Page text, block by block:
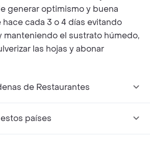
generar optimismo y buena
cada 3 o 4 días evitando
manteniendo el sustrato húmedo,
las hojas y abonar
de Restaurantes
países